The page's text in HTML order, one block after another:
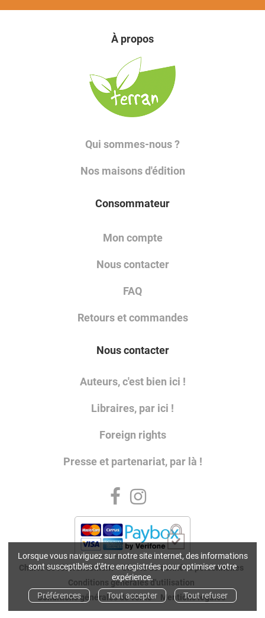
Lorsque vous naviguez sur notre site internet, des informations
sont susceptibles d'être enregistrées pour optimiser votre
expérience.
Préférences
Tout accepter Tout refuser
À propos
Qui sommes-nous ?
Nos maisons d'édition
Consommateur
Mon compte
Nous contacter
FAQ
Retours et commandes
Nous contacter
Auteurs, c'est bien ici !
Libraires, par ici !
Foreign rights
Presse et partenariat, par là !
Charte de référencement
Charte de données personnelles
Conditions générales d'utilisation
Conditions générales de vente
Mentions légales